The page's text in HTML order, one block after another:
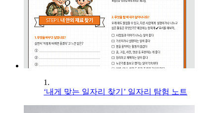
1.
‘내게 맞는 일자리 찾기’ 일자리 탐험 노트